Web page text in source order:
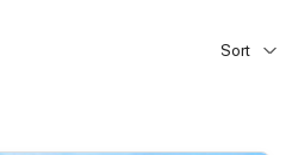
Sort